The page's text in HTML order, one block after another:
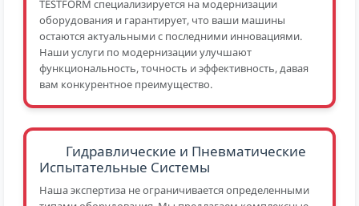
TESTFORM специализируется на модернизации
оборудования и гарантирует, что ваши машины
остаются актуальными с последними инновациями.
Наши услуги по модернизации улучшают
функциональность, точность и эффективность, давая
вам конкурентное преимущество.
Гидравлические и Пневматические
Испытательные Системы
Наша экспертиза не ограничивается определенными